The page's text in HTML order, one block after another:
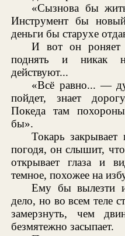
«Сызнова бы
Инструмент бы новый
деньги бы старухе
И вот он
поднять и никак
действуют...
«Всё равно... —
пойдет, знает
Покеда там
бы».
Токарь закрывает
погодя, он слышит,
открывает глаза и
темное, похожее на
Ему бы вылезти
дело, но во всем теле
замерзнуть, чем
безмятежно засыпает.